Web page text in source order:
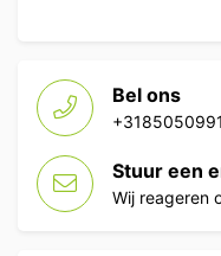
Bel ons
Stuur een
Wij reageren